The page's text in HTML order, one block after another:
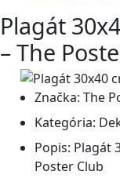
Plagát
– The
Značka: The
Kategória:
Popis: Plagát
Poster Club